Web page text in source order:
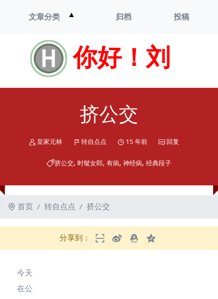
你好！刘
文章分类 ▲
单
归档 投稿
挤公交
皇家元林 转自点点 15 年前 回复
挤公交, 时髦女郎, 有病, 神经病, 经典段子
首页 转自点点 挤公交
分享到：
今天
在公